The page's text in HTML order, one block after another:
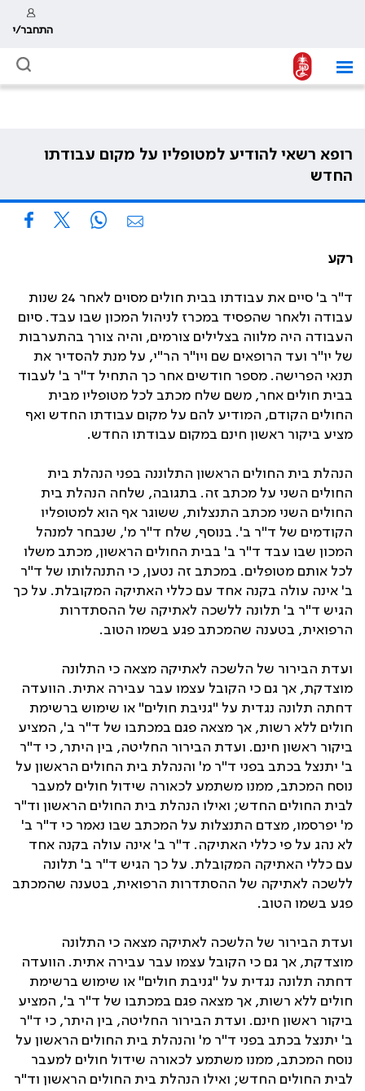
התחבר/י
רופא רשאי להודיע למטופליו על מקום עבודתו
החדש
רקע
ד"ר ב' סיים את עבודתו בבית חולים מסוים לאחר 24 שנות
עבודה ולאחר שהפסיד במכרז לניהול המכון שבו עבד. סיום
העבודה היה מלווה בצלילים צורמים, והיה צורך בהתערבות
של יו"ר ועד הרופאים שם ויו"ר הר"י, על מנת להסדיר את
תנאי הפרישה. מספר חודשים אחר כך התחיל ד"ר ב' לעבוד
בבית חולים אחר, משם שלח מכתב לכל מטופליו מבית
החולים הקודם, המודיע להם על מקום עבודתו החדש ואף
מציע ביקור ראשון חינם במקום עבודתו החדש.
הנהלת בית החולים הראשון התלוננה בפני הנהלת בית
החולים השני על מכתב זה. בתגובה, שלחה הנהלת בית
החולים השני מכתב התנצלות, ששוגר אף הוא למטופליו
הקודמים של ד"ר ב'. בנוסף, שלח ד"ר מ', שנבחר למנהל
המכון שבו עבד ד"ר ב' בבית החולים הראשון, מכתב משלו
לכל אותם מטופלים. במכתב זה נטען, כי התנהלותו של ד"ר
ב' אינה עולה בקנה אחד עם כללי האתיקה המקובלת. על כך
הגיש ד"ר ב' תלונה ללשכה לאתיקה של ההסתדרות
הרפואית, בטענה שהמכתב פגע בשמו הטוב.
ועדת הבירור של הלשכה לאתיקה מצאה כי התלונה
מוצדקת, אך גם כי הקובל עצמו עבר עבירה אתית. הוועדה
דחתה תלונה נגדית על "גניבת חולים" או שימוש ברשימת
חולים ללא רשות, אך מצאה פגם במכתבו של ד"ר ב', המציע
ביקור ראשון חינם. ועדת הבירור החליטה, בין היתר, כי ד"ר
ב' יתנצל בכתב בפני ד"ר מ' והנהלת בית החולים הראשון על
נוסח המכתב, ממנו משתמע לכאורה שידול חולים למעבר
לבית החולים החדש; ואילו הנהלת בית החולים הראשון וד"ר
מ' יפרסמו, מצדם התנצלות על המכתב שבו נאמר כי ד"ר ב'
לא נהג על פי כללי האתיקה. ד"ר ב' אינה עולה בקנה אחד
עם כללי האתיקה המקובלת. על כך הגיש ד"ר ב' תלונה
ללשכה לאתיקה של ההסתדרות הרפואית, בטענה שהמכתב
פגע בשמו הטוב.
ועדת הבירור של הלשכה לאתיקה מצאה כי התלונה
מוצדקת, אך גם כי הקובל עצמו עבר עבירה אתית. הוועדה
דחתה תלונה נגדית על "גניבת חולים" או שימוש ברשימת
חולים ללא רשות, אך מצאה פגם במכתבו של ד"ר ב', המציע
ביקור ראשון חינם. ועדת הבירור החליטה, בין היתר, כי ד"ר
ב' יתנצל בכתב בפני ד"ר מ' והנהלת בית החולים הראשון על
נוסח המכתב, ממנו משתמע לכאורה שידול חולים למעבר
לבית החולים החדש; ואילו הנהלת בית החולים הראשון וד"ר